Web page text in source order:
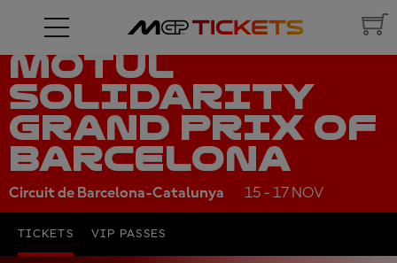
MOTUL
SOLIDARITY
GRAND PRIX OF
BARCELONA
Circuit de Barcelona-Catalunya 15 - 17 NOV
TICKETS VIP PASSES